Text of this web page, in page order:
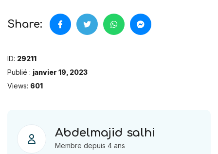
Share:
ID: 29211
Publié : janvier 19, 2023
Views: 601
Abdelmajid salhi
Membre depuis 4 ans